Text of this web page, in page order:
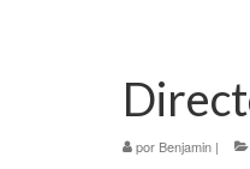
por Benjamin |